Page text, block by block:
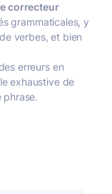
correcteur
grammaticales, y
verbes, et bien
erreurs en
exhaustive de
phrase.